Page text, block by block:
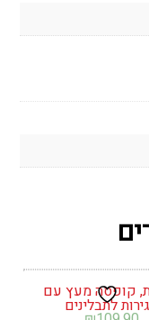
קופסה מעץ עם
לתבלינים